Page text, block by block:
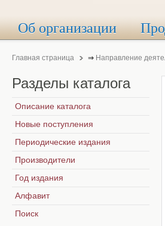
Об организации
Главная страница ⇒ Направление
Разделы каталога
Описание каталога
Новые поступления
Периодические издания
Производители
Год издания
Алфавит
Поиск